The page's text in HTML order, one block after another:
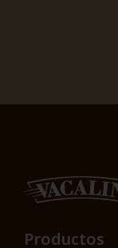
Productos